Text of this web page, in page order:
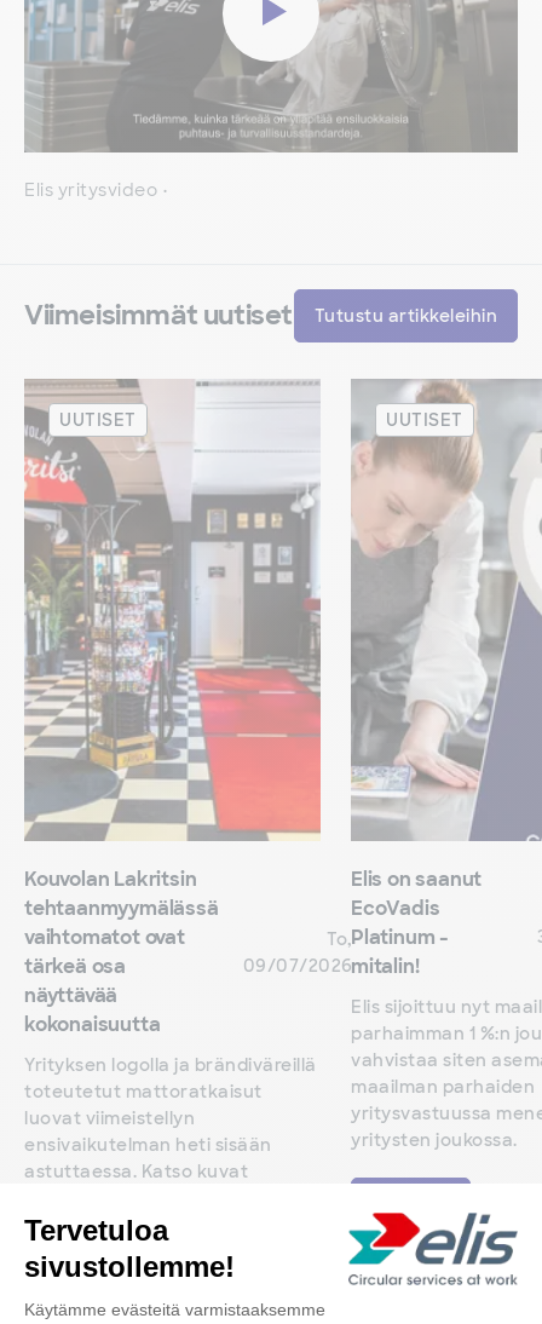
Elis yritysvideo •
Viimeisimmät uutiset Tutustu artikkeleihin
UUTISET
Kouvolan Lakritsin
tehtaanmyymälässä
vaihtomatot ovat
tärkeä osa
näyttävää
kokonaisuutta
To,
09/07/2026
Yrityksen logolla ja brändiväreillä
toteutetut mattoratkaisut
luovat viimeistellyn
ensivaikutelman heti sisään
astuttaessa. Katso kuvat
Lue lisää
UUTISET
Elis on saanut
EcoVadis
Platinum -
mitalin!
Elis sijoittuu nyt
parhaimman 1 %:n
vahvistaa siten
maailman parhaiden
yritysvastuussa
yritysten joukossa.